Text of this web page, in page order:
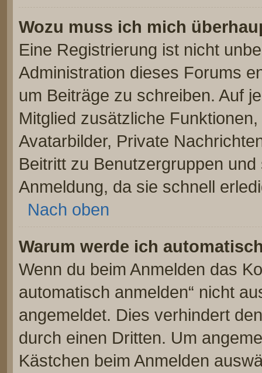
Wozu muss ich mich
Eine Registrierung ist nicht
Administration dieses Forums
um Beiträge zu schreiben. Auf
Mitglied zusätzliche
Avatarbilder, Private
Beitritt zu Benutzergruppen
Anmeldung, da sie schnell
Nach oben
Warum werde ich
Wenn du beim Anmelden das
automatisch anmelden“ nicht
angemeldet. Dies verhindert
durch einen Dritten. Um
Kästchen beim Anmelden